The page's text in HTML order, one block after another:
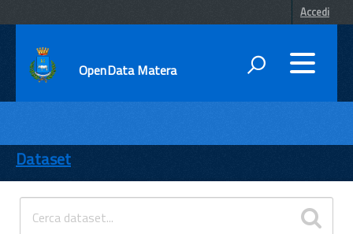
Accedi
OpenData Matera
ENTI
TEMI
INFORMAZIONI
Dataset